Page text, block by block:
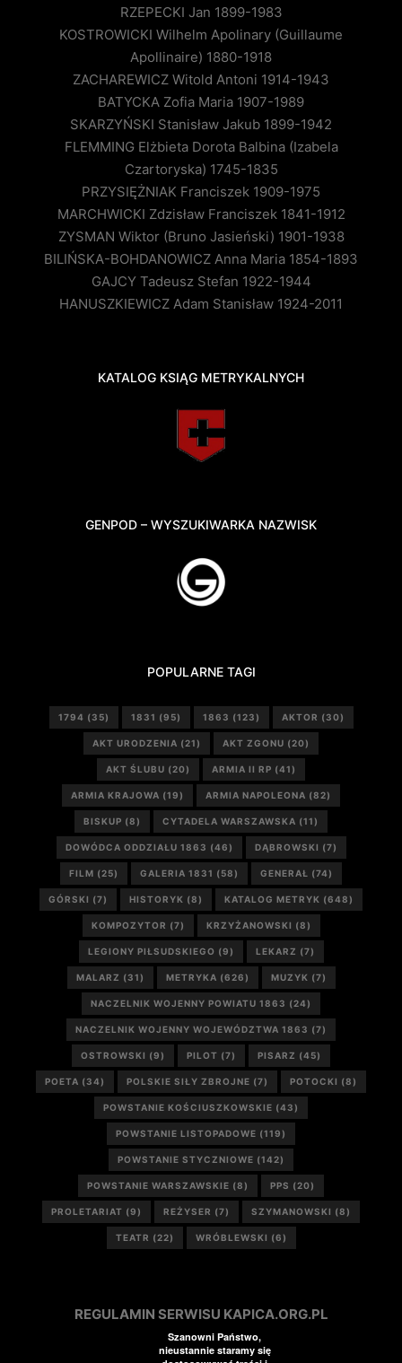
RZEPECKI Jan 1899-1983
KOSTROWICKI Wilhelm Apolinary (Guillaume
Apollinaire) 1880-1918
ZACHAREWICZ Witold Antoni 1914-1943
BATYCKA Zofia Maria 1907-1989
SKARZYŃSKI Stanisław Jakub 1899-1942
FLEMMING Elżbieta Dorota Balbina (Izabela
Czartoryska) 1745-1835
PRZYSIĘŻNIAK Franciszek 1909-1975
MARCHWICKI Zdzisław Franciszek 1841-1912
ZYSMAN Wiktor (Bruno Jasieński) 1901-1938
BILIŃSKA-BOHDANOWICZ Anna Maria 1854-1893
GAJCY Tadeusz Stefan 1922-1944
HANUSZKIEWICZ Adam Stanisław 1924-2011
KATALOG KSIĄG METRYKALNYCH
GENPOD – WYSZUKIWARKA NAZWISK
POPULARNE TAGI
1794 (35) 1831 (95) 1863 (123) AKTOR (30)
AKT URODZENIA (21) AKT ZGONU (20)
AKT ŚLUBU (20) ARMIA II RP (41)
ARMIA KRAJOWA (19) ARMIA NAPOLEONA (82)
BISKUP (8) CYTADELA WARSZAWSKA (11)
DOWÓDCA ODDZIAŁU 1863 (46) DĄBROWSKI (7)
FILM (25) GALERIA 1831 (58) GENERAŁ (74)
GÓRSKI (7) HISTORYK (8) KATALOG METRYK (648)
KOMPOZYTOR (7) KRZYŻANOWSKI (8)
LEGIONY PIŁSUDSKIEGO (9) LEKARZ (7)
MALARZ (31) METRYKA (626) MUZYK (7)
NACZELNIK WOJENNY POWIATU 1863 (24)
NACZELNIK WOJENNY WOJEWÓDZTWA 1863 (7)
OSTROWSKI (9) PILOT (7) PISARZ (45)
POETA (34) POLSKIE SIŁY ZBROJNE (7) POTOCKI (8)
POWSTANIE KOŚCIUSZKOWSKIE (43)
POWSTANIE LISTOPADOWE (119)
POWSTANIE STYCZNIOWE (142)
POWSTANIE WARSZAWSKIE (8) PPS (20)
PROLETARIAT (9) REŻYSER (7) SZYMANOWSKI (8)
TEATR (22) WRÓBLEWSKI (6)
REGULAMIN SERWISU KAPICA.ORG.PL
Szanowni Państwo,
nieustannie staramy się